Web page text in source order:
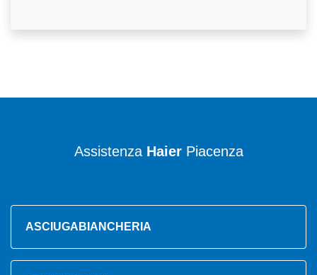
Assistenza HaierPiacenza
ASCIUGABIANCHERIA